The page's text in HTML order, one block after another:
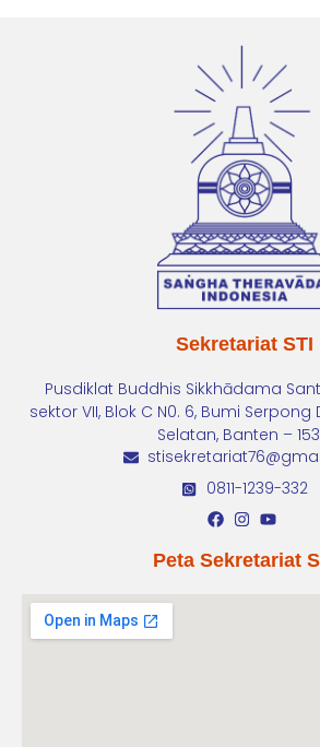
Sekretariat STI
Pusdiklat Buddhis Sikkhādama
sektor VII, Blok C N0. 6, Bumi
Selatan, Banten –
0811-1239-332
Peta Sekretariat